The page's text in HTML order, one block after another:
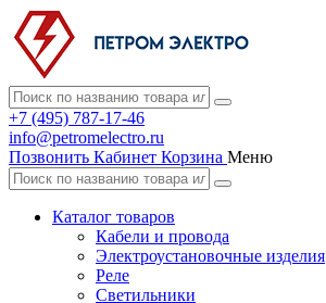
+7 (495) 787-17-46
info@petromelectro.ru
Позвонить Кабинет Корзина Меню
Каталог товаров
Кабели и провода
Электроустановочные изделия
Реле
Светильники